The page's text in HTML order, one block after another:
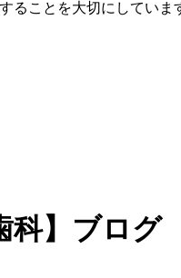
ることを大切にしていま
科】ブログ